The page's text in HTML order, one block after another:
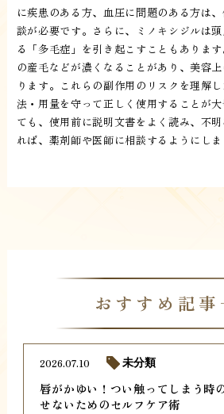
に疾患のある方、血圧に問題のある方は
談が必要です。さらに、ミノキシジルは
る「多毛症」を引き起こすこともありま
の産毛などが濃くなることがあり、美容
ります。これらの副作用のリスクを理解
法・用量を守って正しく使用することが
ても、使用前に説明文書をよく読み、不
れば、薬剤師や医師に相談するようにしま
おすすめ記事
唇がかゆい！つい触ってしまう時
せないためのセルフケア術
2026.07.10 未分類